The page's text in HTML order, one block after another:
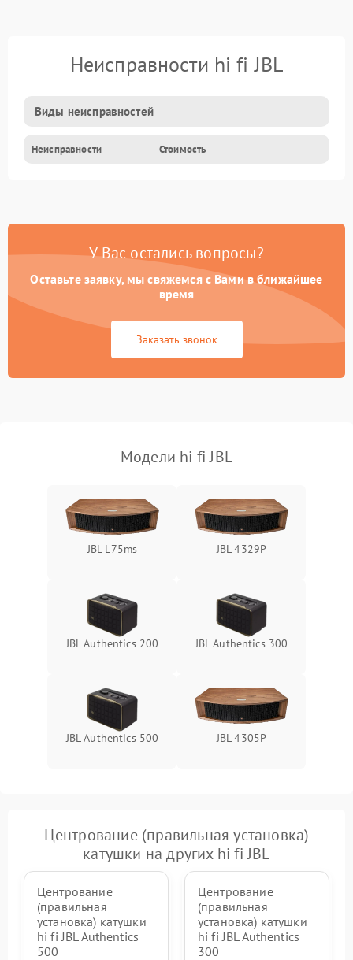
Неисправности hi fi JBL
Виды неисправностей
Неисправности Стоимость
У Вас остались вопросы?
Оставьте заявку, мы свяжемся с Вами в ближайшее
время
Заказать звонок
Модели hi fi JBL
JBL L75ms JBL 4329P
JBL Authentics 200 JBL Authentics 300
JBL Authentics 500 JBL 4305P
Центрование (правильная установка)
катушки на других hi fi JBL
Центрование
(правильная
установка) катушки
hi fi JBL Authentics
500
Центрование
(правильная
установка) катушки
hi fi JBL Authentics
300